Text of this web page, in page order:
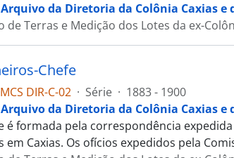
Arquivo da Diretoria da Colônia Caxias e
de Terras e Medição dos Lotes da ex-
Chefe
DIR-C-02 · Série · 1883 - 1900
Arquivo da Diretoria da Colônia Caxias e
é formada pela correspondência
em Caxias. Os ofícios expedidos pela